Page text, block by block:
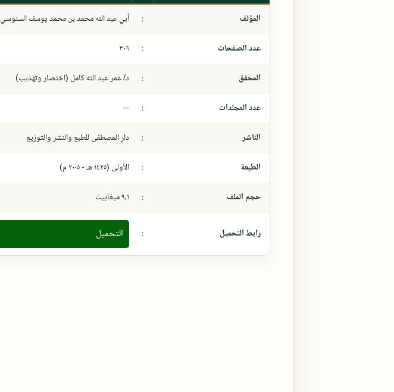
المؤلف : أبي عبد الله محمد بن محمد يوسف السنوسي
عدد الصفحات : ٣٠٦
المحقق : د/ عمر عبد الله كامل (اختصار وتهذيب)
عدد المجلدات :
--
الناشر : دار المصطفى للطبع والنشر والتوزيع
الطبعة : الأولى (١٤٢٥ هـ - ٢٠٠٥ م)
حجم الملف : ٩،١ ميغابيت
رابط التحميل : التحميل